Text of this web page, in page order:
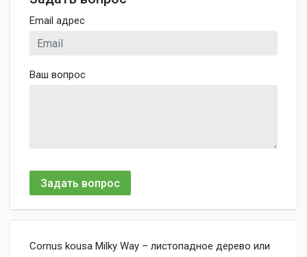
Email адрес
Ваш вопрос
Задать вопрос
Cornus kousa Milky Way – листопадное дерево или